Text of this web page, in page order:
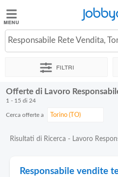
Jobbydoo
Offerte
Stipendi
professioni
Blog
Responsabile Rete Vendita,
Filtri
Offerte di Lavoro
1 - 15 di 24
Cerca offerte a
Risultati di Ricerca - Lavoro
Responsabile vendite